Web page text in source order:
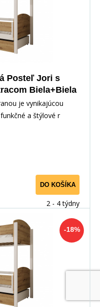
Posteľ Jori s
Biela+Biela
je vynikajúcou
a štýlové r
DO KOŠÍKA
2 - 4 týdny
-18%